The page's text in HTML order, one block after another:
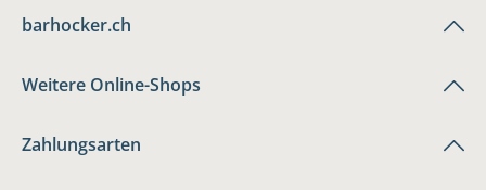
barhocker.ch
Weitere Online-Shops
Zahlungsarten